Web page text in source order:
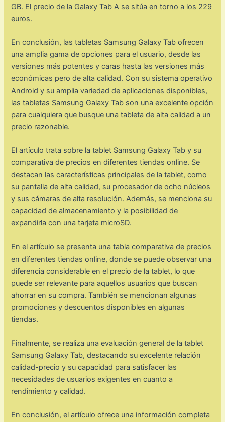
GB. El precio de la Galaxy Tab A se sitúa en torno a los 229
euros.
En conclusión, las tabletas Samsung Galaxy Tab ofrecen
una amplia gama de opciones para el usuario, desde las
versiones más potentes y caras hasta las versiones más
económicas pero de alta calidad. Con su sistema operativo
Android y su amplia variedad de aplicaciones disponibles,
las tabletas Samsung Galaxy Tab son una excelente opción
para cualquiera que busque una tableta de alta calidad a un
precio razonable.
El artículo trata sobre la tablet Samsung Galaxy Tab y su
comparativa de precios en diferentes tiendas online. Se
destacan las características principales de la tablet, como
su pantalla de alta calidad, su procesador de ocho núcleos
y sus cámaras de alta resolución. Además, se menciona su
capacidad de almacenamiento y la posibilidad de
expandirla con una tarjeta microSD.
En el artículo se presenta una tabla comparativa de precios
en diferentes tiendas online, donde se puede observar una
diferencia considerable en el precio de la tablet, lo que
puede ser relevante para aquellos usuarios que buscan
ahorrar en su compra. También se mencionan algunas
promociones y descuentos disponibles en algunas
tiendas.
Finalmente, se realiza una evaluación general de la tablet
Samsung Galaxy Tab, destacando su excelente relación
calidad-precio y su capacidad para satisfacer las
necesidades de usuarios exigentes en cuanto a
rendimiento y calidad.
En conclusión, el artículo ofrece una información completa